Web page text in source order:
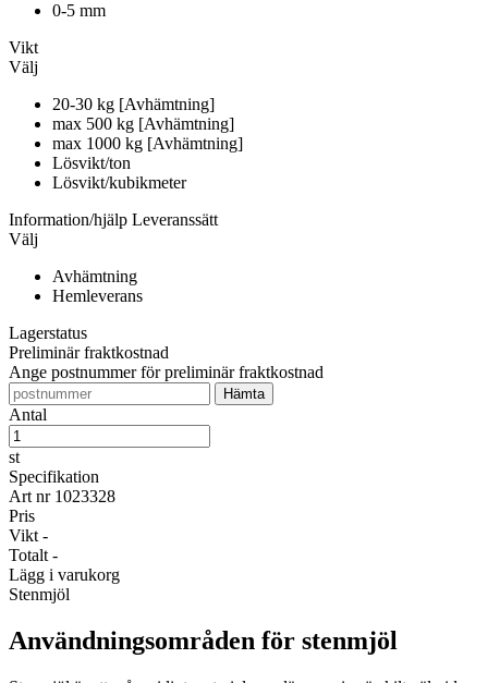
0-5 mm
Vikt
Välj
20-30 kg [Avhämtning]
max 500 kg [Avhämtning]
max 1000 kg [Avhämtning]
Lösvikt/ton
Lösvikt/kubikmeter
Information/hjälp Leveranssätt
Välj
Avhämtning
Hemleverans
Lagerstatus
Preliminär fraktkostnad
Ange postnummer för preliminär fraktkostnad
Antal
st
Specifikation
Art nr 1023328
Pris
Vikt -
Totalt -
Lägg i varukorg
Stenmjöl
Användningsområden för stenmjöl